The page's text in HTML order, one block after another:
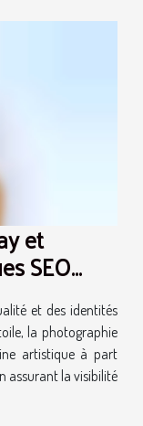
et
SEO
et des identités
la photographie
artistique à part
assurant la visibilité